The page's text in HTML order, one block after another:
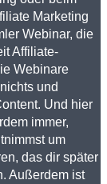
Marketing
Webinar, die
Affiliate-
Webinare
und
Und hier
immer,
um
das dir später
Außerdem ist